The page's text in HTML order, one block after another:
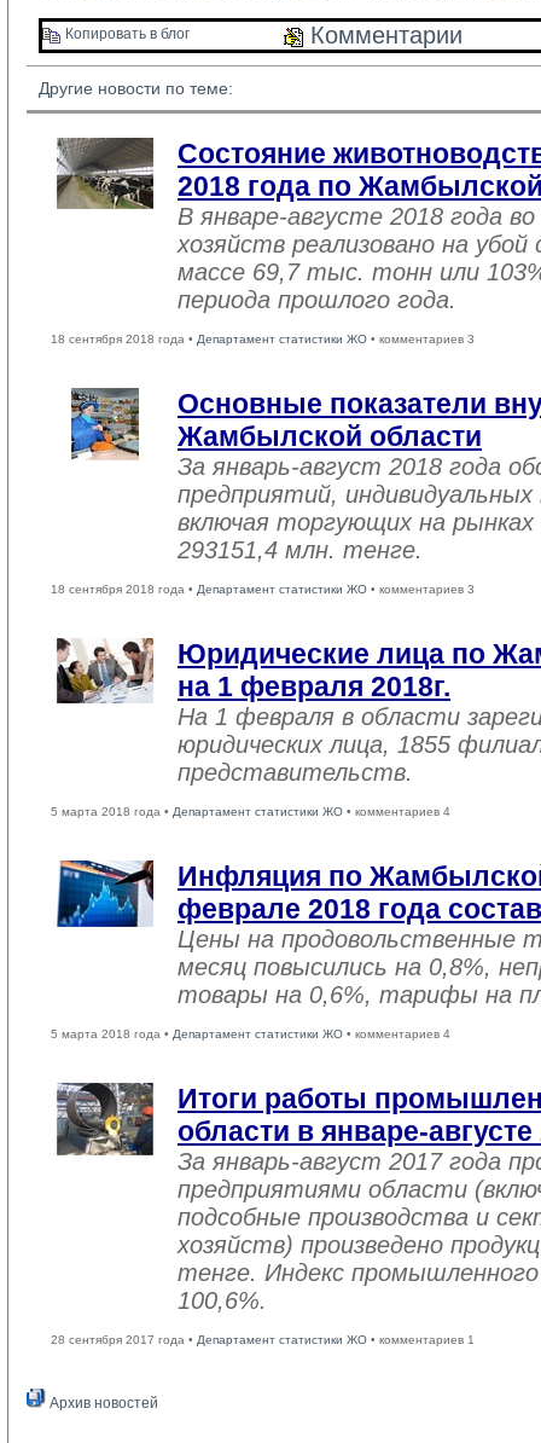
Копировать в блог Комментарии
Другие новости по теме:
Состояние
2018 года по
В январе-августе 2018 года
хозяйств реализовано на
массе 69,7 тыс. тонн или
периода прошлого года.
18 сентября 2018 года • Департамент статистики ЖО • комментариев 3
Основные показатели
Жамбылской области
За январь-август 2018 года
предприятий,
включая торгующих на рынках
293151,4 млн. тенге.
18 сентября 2018 года • Департамент статистики ЖО • комментариев 3
Юридические лица по
на 1 февраля 2018г.
На 1 февраля в области
юридических лица, 1855
представительств.
5 марта 2018 года • Департамент статистики ЖО • комментариев 4
Инфляция по
феврале 2018 года
Цены на продовольственные
месяц повысились на 0,8%,
товары на 0,6%, тарифы на
5 марта 2018 года • Департамент статистики ЖО • комментариев 4
Итоги работы
области в январе-августе
За январь-август 2017 года
предприятиями области
подсобные производства и
хозяйств) произведено
тенге. Индекс
100,6%.
28 сентября 2017 года • Департамент статистики ЖО • комментариев 1
Архив новостей